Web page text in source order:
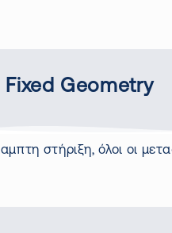
Fixed Geometry
στήριξη, όλοι οι